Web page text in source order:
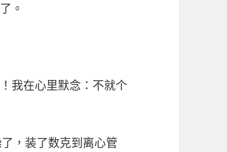
。
我在心里默念：不就个
，装了数克到离心管